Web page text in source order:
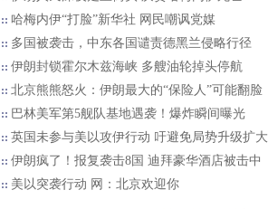
哈梅内伊“打脸”新华社 网民嘲讽党媒
多国被袭击，中东各国谴责德黑兰侵略行径
伊朗封锁霍尔木兹海峡 多艘油轮掉头停航
北京熊熊怒火：伊朗最大的“保险人”可能翻脸
巴林美军第5舰队基地遇袭！爆炸瞬间曝光
英国未参与美以攻伊行动 吁避免局势升级扩大
伊朗疯了！报复袭击8国 迪拜豪华酒店被击中
美以突袭行动 网：北京欢迎你